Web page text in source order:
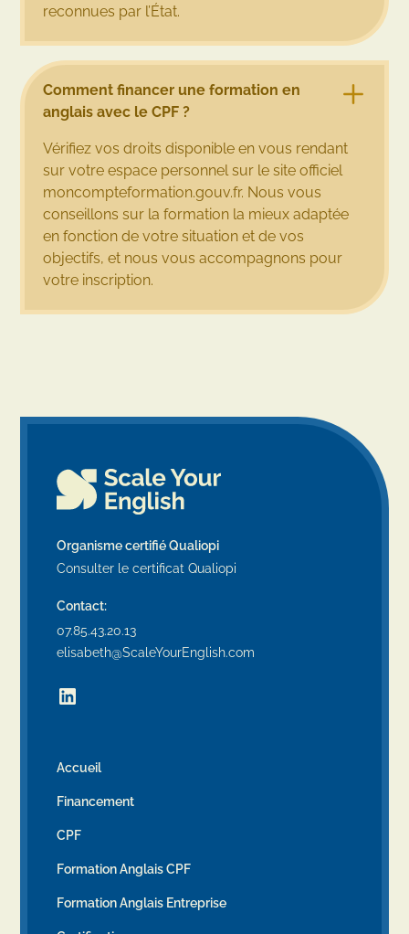
reconnues par l’État.
Comment financer une formation en
anglais avec le CPF ?
Vérifiez vos droits disponible en vous rendant
sur votre espace personnel sur le site officiel
moncompteformation.gouv.fr. Nous vous
conseillons sur la formation la mieux adaptée
en fonction de votre situation et de vos
objectifs, et nous vous accompagnons pour
votre inscription.
Organisme certifié Qualiopi
Consulter le certificat Qualiopi
Contact:
07.85.43.20.13
elisabeth@ScaleYourEnglish.com
Accueil
Financement
CPF
Formation Anglais CPF
Formation Anglais Entreprise